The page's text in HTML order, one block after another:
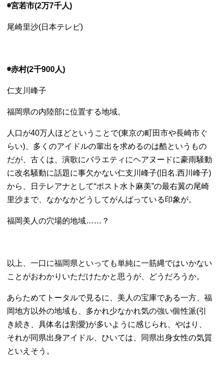
◉宮若市(2万7千人)
尾崎里沙(日本テレビ)
◉赤村(2千900人)
仁支川峰子
福岡県の内陸部に位置する地域。
人口が40万人ほどということで(東京の町田市や長崎市ぐ
らい)、多くのアイドルの輩出を求めるのは酷というもの
だが、古くは、演歌にバラエティにヘアヌードに豪雨騒動
に改名騒動に話題に事欠かない仁支川峰子(旧名.西川峰子)
から、日テレアナとして“ポスト水卜麻美”の最右翼の尾崎
里沙まで、なかなかどうしてがんばっている印象が。
福岡美人の穴場的地域……？
以上、一口に福岡県といっても単純に一筋縄ではいかない
ことがおわかりいただけたかと思うが、どうだろうか。
あらためてトータルで見るに、美人の宝庫である一方、福
岡地方以外の地域も、多かれ少なかれ気の強い個性派(引
き続き、具体名は割愛)が多いように感じられ、やはり、
それが同県出身アイドル、ひいては、同県出身女性の気質
といえそう。